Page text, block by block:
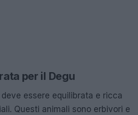
per il Degu
deve essere equilibrata e ricca
Questi animali sono erbivori e